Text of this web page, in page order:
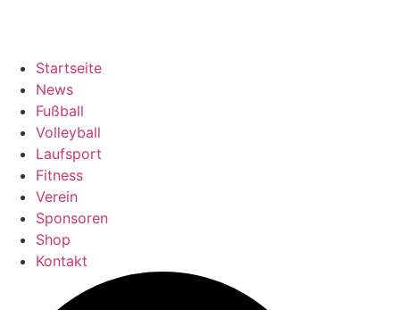
Startseite
News
Fußball
Volleyball
Laufsport
Fitness
Verein
Sponsoren
Shop
Kontakt